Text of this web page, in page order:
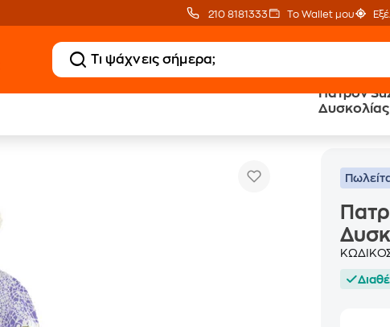
210 8181333 Το Wallet μου
Πατρόν
Δυσκολίας